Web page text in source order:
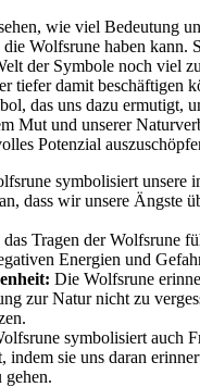
wie viel⁢ Bedeutung
Wolfsrune haben kann.
der Symbole noch viel
tiefer damit beschäftigen
das uns dazu ermutigt,
⁢Mut⁤ und unserer
Potenzial
symbolisiert⁢ unsere
dass wir unsere Ängste⁢
das Tragen ⁣der Wolfsrune
Energien und
Die Wolfsrune
zur Natur nicht zu
‍symbolisiert auch
indem sie uns daran
gehen.